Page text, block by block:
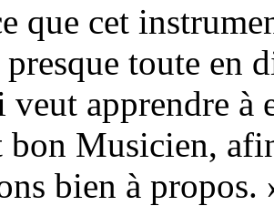
que cet
toute en
apprendre à
bon Musicien,
bien à propos.